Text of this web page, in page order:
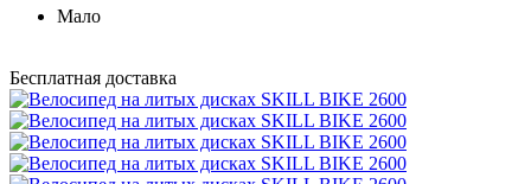
Мало
Бесплатная доставка